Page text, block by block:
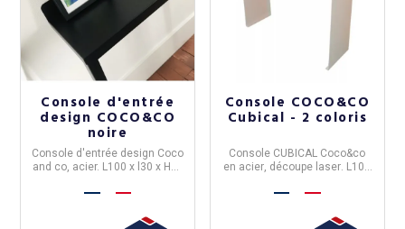
Console d'entrée
design COCO&CO
noire
Console d'entrée design Coco
and co, acier. L100 x l30 x H90
Console COCO&CO
Cubical - 2 coloris
Console CUBICAL Coco&co
en acier , découpe laser . L100